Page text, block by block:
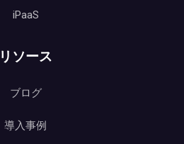
iPaaS
リソース
ブログ
導入事例